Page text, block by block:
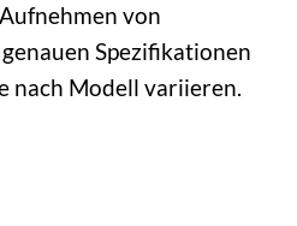
von
Spezifikationen
nach Modell variieren.